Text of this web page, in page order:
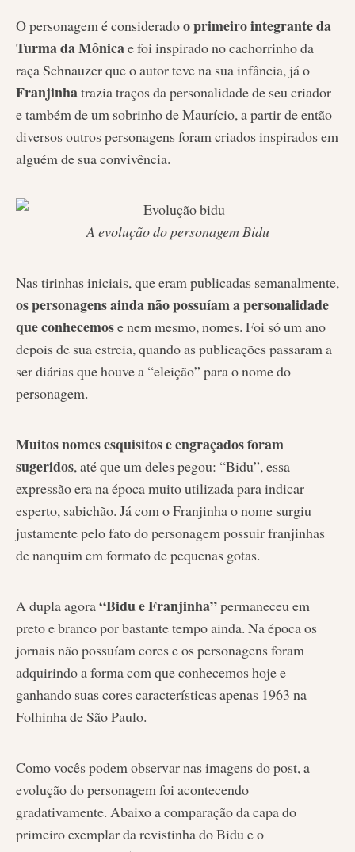
O personagem é consideradoo primeiro integrante da
Turma da Mônicae foi inspirado no cachorrinho da
raça Schnauzer que o autor teve na sua infância, já o
Franjinhatrazia traços da personalidade de seu criador
e também de um sobrinho de Maurício, a partir de então
diversos outros personagens foram criados inspirados em
alguém de sua convivência.
A evolução do personagem Bidu
Nas tirinhas iniciais, que eram publicadas semanalmente,
os personagens ainda não possuíam a personalidade
que conhecemose nem mesmo, nomes. Foi só um ano
depois de sua estreia, quando as publicações passaram a
ser diárias que houve a “eleição” para o nome do
personagem.
Muitos nomes esquisitos e engraçados foram
sugeridos, até que um deles pegou: “Bidu”, essa
expressão era na época muito utilizada para indicar
esperto, sabichão. Já com o Franjinha o nome surgiu
justamente pelo fato do personagem possuir franjinhas
de nanquim em formato de pequenas gotas.
A dupla agora“Bidu e Franjinha”permaneceu em
preto e branco por bastante tempo ainda. Na época os
jornais não possuíam cores e os personagens foram
adquirindo a forma com que conhecemos hoje e
ganhando suas cores características apenas 1963 na
Folhinha de São Paulo.
Como vocês podem observar nas imagens do post, a
evolução do personagem foi acontecendo
gradativamente. Abaixo a comparação da capa do
primeiro exemplar da revistinha do Bidu e o